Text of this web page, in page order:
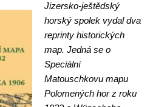
Jizersko-ještědský
horský spolek vydal dva
reprinty historických
map. Jedná se o
Speciální
Matouschkovu mapu
Polomených hor z roku